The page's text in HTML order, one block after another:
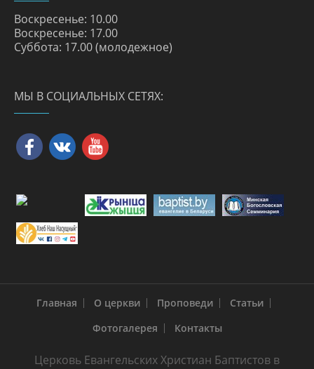
Воскресенье: 10.00
Воскресенье: 17.00
Суббота: 17.00 (молодежное)
МЫ В СОЦИАЛЬНЫХ СЕТЯХ:
Главная О церкви Проповеди
Статьи
Фотогалерея
Контакты
Церковь Евангельских Христиан Баптистов в